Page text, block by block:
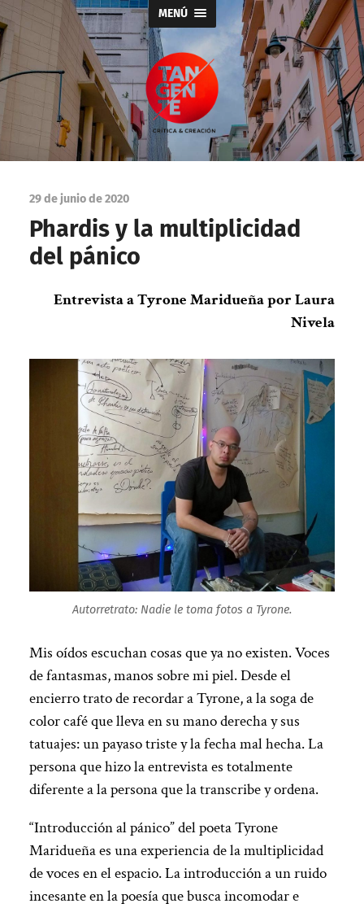
MENÚ
Tangente
29 de junio de 2020
Phardis y la multiplicidad
del pánico
Entrevista a Tyrone Maridueña por Laura
Nivela
Autorretrato: Nadie le toma fotos a Tyrone.
Mis oídos escuchan cosas que ya no existen. Voces
de fantasmas, manos sobre mi piel. Desde el
encierro trato de recordar a Tyrone, a la soga de
color café que lleva en su mano derecha y sus
tatuajes: un payaso triste y la fecha mal hecha. La
persona que hizo la entrevista es totalmente
diferente a la persona que la transcribe y ordena.
“Introducción al pánico” del poeta Tyrone
Maridueña es una experiencia de la multiplicidad
de voces en el espacio. La introducción a un ruido
incesante en la poesía que busca incomodar e